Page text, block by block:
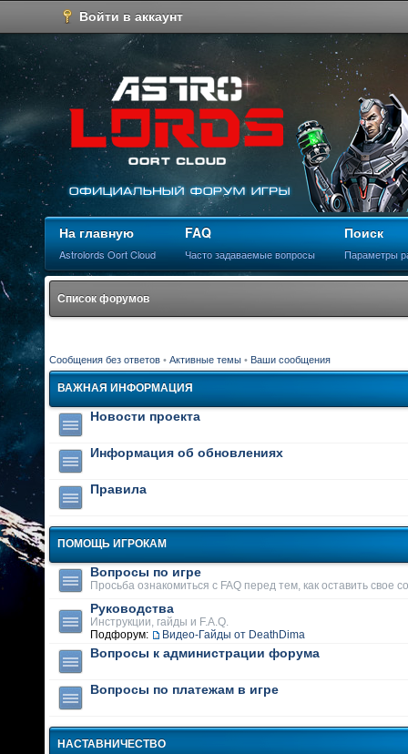
Войти в аккаунт
На главную
Astrolords Oort Cloud
FAQ
Часто задаваемые вопросы
Поиск
Параметры
Список форумов
Сообщения без ответов • Активные темы • Ваши сообщения
ВАЖНАЯ ИНФОРМАЦИЯ
Новости проекта
Информация об обновлениях
Правила
ПОМОЩЬ ИГРОКАМ
Вопросы по игре
Просьба ознакомиться с FAQ перед тем, как оставить свое
Руководства
Инструкции, гайды и F.A.Q.
Подфорум:
Видео-Гайды от DeathDima
Вопросы к администрации форума
Вопросы по платежам в игре
НАСТАВНИЧЕСТВО